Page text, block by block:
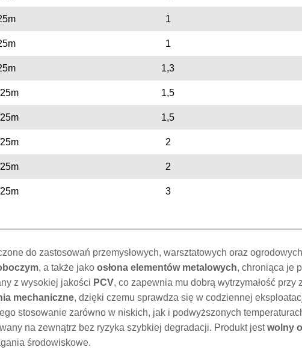
1
1
1,3
1,5
1,5
2
2
3
do zastosowań przemysłowych, warsztatowych oraz
, a także jako osłona elementów metalowych, chroniąca je
z wysokiej jakości PCV, co zapewnia mu dobrą wytrzymałość
mechaniczne, dzięki czemu sprawdza się w codziennej
stosowanie zarówno w niskich, jak i podwyższonych
na zewnątrz bez ryzyka szybkiej degradacji. Produkt jestwolny
środowiskowe.